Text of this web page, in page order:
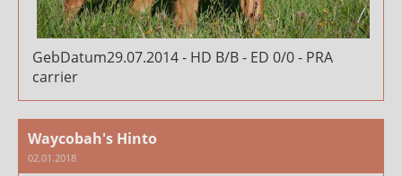
GebDatum29.07.2014 - HD B/B - ED 0/0 - PRA
carrier
Waycobah's Hinto
02.01.2018